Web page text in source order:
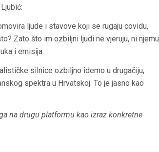
ljude i stavove koji se rugaju covidu,
Zato što im ozbiljni ljudi ne vjeruju, ni njemu
i emisija.
silnice ozbiljno idemo u drugačiju,
spektra u Hrvatskoj. To je jasno kao
na drugu platformu kao izraz konkretne